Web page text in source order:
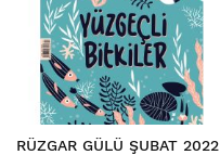
RÜZGAR GÜLÜ ŞUBAT 2022